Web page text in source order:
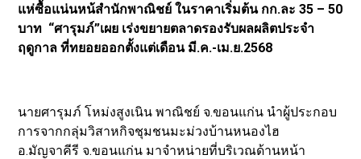
แห่ซื้อแน่นหน้สำนักพาณิชย์ ในราคาเริ่มต้น กก.ละ 35 – 50
บาท “ศารุมภ์”เผย เร่งขยายตลาดรองรับผลผลิตประจำ
ฤดูกาล ที่ทยอยออกตั้งแต่เดือน มี.ค.-เม.ย.2568
นายศารุมภ์ โหม่งสูงเนิน พาณิชย์ จ.ขอนแก่น นำผู้ประกอบ
การจากกลุ่มวิสาหกิจชุมชนมะม่วงบ้านหนองไฮ
อ.มัญจาคีรี จ.ขอนแก่น มาจำหน่ายที่บริเวณด้านหน้า